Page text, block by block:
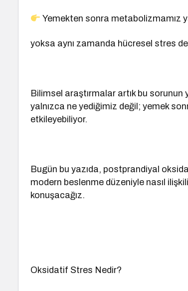
Yemekten sonra metabolizmamız
yoksa aynı zamanda hücresel stres
Bilimsel araştırmalar artık bu sorunun
yalnızca ne yediğimiz değil; yemek
etkileyebiliyor.
Bugün bu yazıda, postprandiyal
modern beslenme düzeniyle nasıl
konuşacağız.
Oksidatif Stres Nedir?